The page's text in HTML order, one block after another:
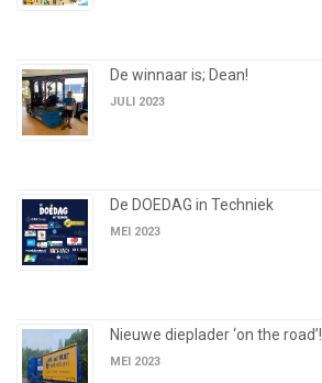
De winnaar is; Dean!
JULI 2023
De DOEDAG in Techniek
MEI 2023
Nieuwe dieplader ‘on the road’!
MEI 2023